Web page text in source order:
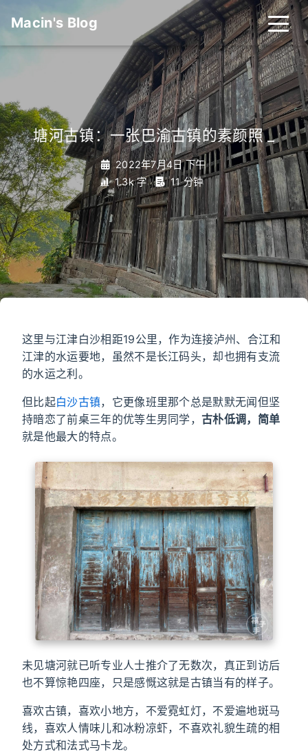
Macin's Blog
塘河古镇：一张巴渝古镇的素颜照_
2022年7月4日 下午
1.3k 字
11 分钟
这里与江津白沙相距19公里，作为连接泸州、合江和
江津的水运要地，虽然不是长江码头，却也拥有支流
的水运之利。
但比起白沙古镇，它更像班里那个总是默默无闻但坚
持暗恋了前桌三年的优等生男同学，古朴低调，简单
就是他最大的特点。
未见塘河就已听专业人士推介了无数次，真正到访后
也不算惊艳四座，只是感慨这就是古镇当有的样子。
喜欢古镇，喜欢小地方，不爱霓虹灯，不爱遍地斑马
线，喜欢人情味儿和冰粉凉虾，不喜欢礼貌生疏的相
处方式和法式马卡龙。